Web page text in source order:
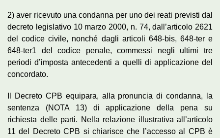
2) aver ricevuto una condanna per uno dei reati previsti dal
decreto legislativo 10 marzo 2000, n. 74, dall’articolo 2621
del codice civile, nonché dagli articoli 648-bis, 648-ter e
648-ter1 del codice penale, commessi negli ultimi tre
periodi d’imposta antecedenti a quelli di applicazione del
concordato.
Il Decreto CPB equipara, alla pronuncia di condanna, la
sentenza (NOTA 13) di applicazione della pena su
richiesta delle parti. Nella relazione illustrativa all’articolo
11 del Decreto CPB si chiarisce che l’accesso al CPB è